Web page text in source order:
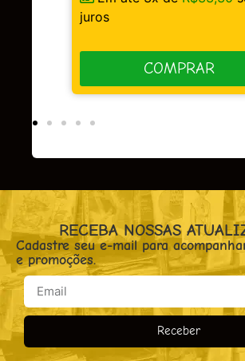
juros
COMPRAR
RECEBA NOSSAS
Cadastre seu e-mail para
e promoções.
Receber